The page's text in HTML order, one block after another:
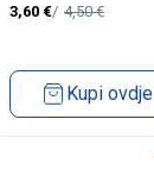
3,60 € 4,50€
Kupi ovdje